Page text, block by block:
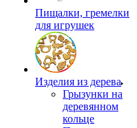
Пищалки, гремелки
для игрушек
Изделия из дерева
Грызунки на
деревянном
кольце